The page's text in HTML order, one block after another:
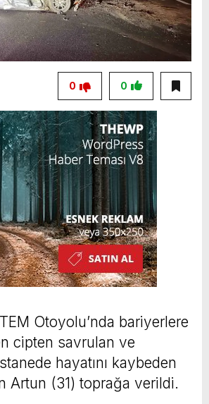
0
0
Otoyolu’nda bariyerlere
cipten savrulan ve
hayatını kaybeden
Artun (31) toprağa verildi.